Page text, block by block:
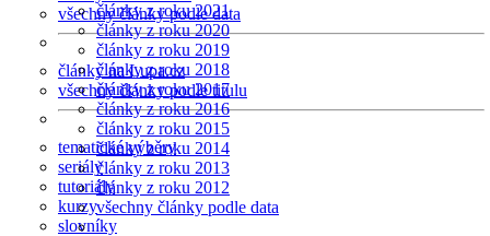
všechny články podle data
články na Lupa.cz
všechny články podle titulu
tematické výběry
seriály
tutoriály
kurzy
slovníky
články z roku 2021
články z roku 2020
články z roku 2019
články z roku 2018
články z roku 2017
články z roku 2016
články z roku 2015
články z roku 2014
články z roku 2013
články z roku 2012
všechny články podle data